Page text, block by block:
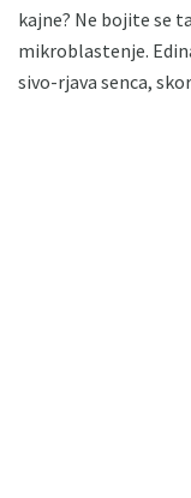
kajne? Ne bojite se
mikroblastenje.
sivo-rjava senca,